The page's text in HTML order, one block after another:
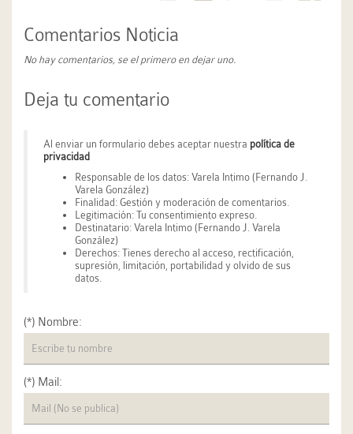
Comentarios Noticia
No hay comentarios, se el primero en dejar uno.
Deja tu comentario
Al enviar un formulario debes aceptar nuestra política de
privacidad
Responsable de los datos: Varela Intimo (Fernando J.
Varela González)
Finalidad: Gestión y moderación de comentarios.
Legitimación: Tu consentimiento expreso.
Destinatario: Varela Intimo (Fernando J. Varela
González)
Derechos: Tienes derecho al acceso, rectificación,
supresión, limitación, portabilidad y olvido de sus
datos.
(*) Nombre:
(*) Mail: